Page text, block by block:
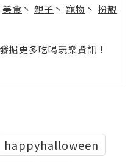
美食 丶 親子 丶 寵物 丶 扮靚
更多吃喝玩樂資訊！
happyhalloween